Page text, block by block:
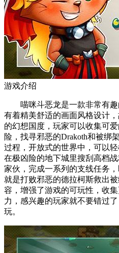
游戏介绍
喵咪斗恶龙是一款非常有趣
有着精美舒适的画面风格设计
的幻想国度，玩家可以收集可
险，找寻邪恶的Drakoth和被绑
过程，开放式的世界中，可以
在极凶险的地下城里搜刮高档
家伙，完成一系列的支线任务
就是打败邪恶的德拉柯斯救出
容，增强了游戏的可玩性，收
力，感兴趣的玩家就不要错过
玩。